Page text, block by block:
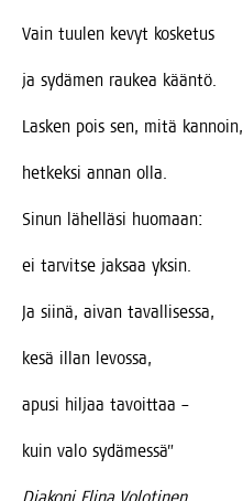
Vain tuu­len kevyt kosketus
ja sydä­men rau­kea kääntö.
Las­ken pois sen, mitä kannoin,
het­kek­si annan olla.
Sinun lähel­lä­si huomaan:
ei tar­vit­se jak­saa yksin.
Ja sii­nä, aivan tavallisessa,
kesä illan levossa,
apusi hil­jaa tavoittaa –
kuin valo sydämessä”